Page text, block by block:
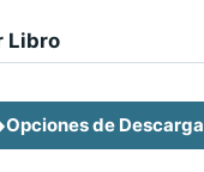
Libro
Opciones de Descarga